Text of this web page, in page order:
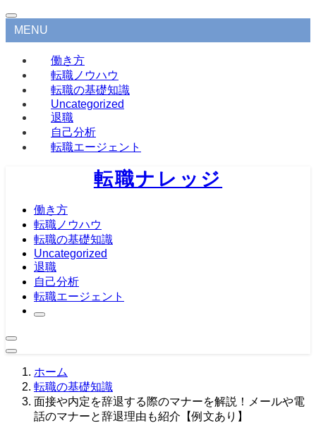
MENU
働き方
転職ノウハウ
転職の基礎知識
Uncategorized
退職
自己分析
転職エージェント
転職ナレッジ
働き方
転職ノウハウ
転職の基礎知識
Uncategorized
退職
自己分析
転職エージェント
ホーム
転職の基礎知識
面接や内定を辞退する際のマナーを解説！メールや電
話のマナーと辞退理由も紹介【例文あり】